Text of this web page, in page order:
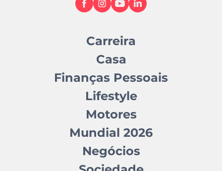
Carreira
Casa
Finanças Pessoais
Lifestyle
Motores
Mundial 2026
Negócios